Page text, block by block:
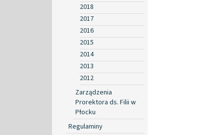
2018
2017
2016
2015
2014
2013
2012
Zarządzenia
Prorektora ds. Filii w
Płocku
Regulaminy